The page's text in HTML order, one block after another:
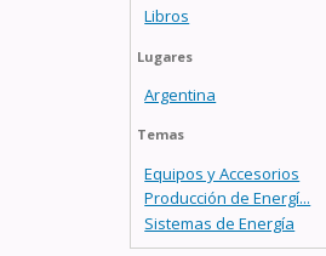
Libros
Lugares
Argentina
Temas
Equipos y Accesorios
Producción de Energí...
Sistemas de Energía